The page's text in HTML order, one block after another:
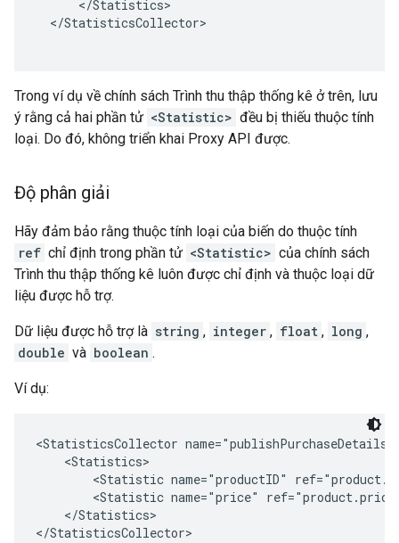
      </Statistics>
  </StatisticsCollector>
Trong ví dụ về chính sách Trình thu thập thống kê ở trên, lưu
ý rằng cả hai phần tử <Statistic> đều bị thiếu thuộc tính
loại. Do đó, không triển khai Proxy API được.
Độ phân giải
Hãy đảm bảo rằng thuộc tính loại của biến do thuộc tính
ref chỉ định trong phần tử <Statistic> của chính sách
Trình thu thập thống kê luôn được chỉ định và thuộc loại dữ
liệu được hỗ trợ.
Dữ liệu được hỗ trợ là string , integer , float , long ,
double và boolean .
Ví dụ:
<StatisticsCollector
    <Statistics>
<Statistic name="productID"
<Statistic name="price"
    </Statistics>